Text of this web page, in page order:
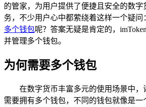
的管家，为用户提供了便捷且安全的数字
务，不少用户心中都萦绕着这样一个疑问
多个钱包呢？答案无疑是肯定的，
并管理多个钱包。
为何需要多个钱包
在数字货币丰富多元的使用场景中，
需要拥有多个钱包，不同的钱包就像是一